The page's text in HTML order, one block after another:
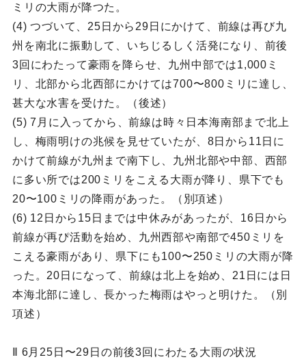
ミリの大雨が降つた。
(4) つづいて、25日から29日にかけて、前線は再び九
州を南北に振動して、いちじるしく活発になり、前後
3回にわたって豪雨を降らせ、九州中部では1,000ミ
リ、北部から北西部にかけては700〜800ミリに達し、
甚大な水害を受けた。（後述）
(5) 7月に入ってから、前線は時々日本海南部まで北上
し、梅雨明けの兆候を見せていたが、8日から11日に
かけて前線が九州まで南下し、九州北部や中部、西部
に多い所では200ミリをこえる大雨が降り、県下でも
20〜100ミリの降雨があった。（別項述）
(6) 12日から15日までは中休みがあったが、16日から
前線が再ぴ活動を始め、九州西部や南部で450ミリを
こえる豪雨があり、県下にも100〜250ミリの大雨が降
った。20日になって、前線は北上を始め、21日には日
本海北部に達し、長かった梅雨はやっと明けた。（別
項述）
Ⅱ 6月25日〜29日の前後3回にわたる大雨の状況